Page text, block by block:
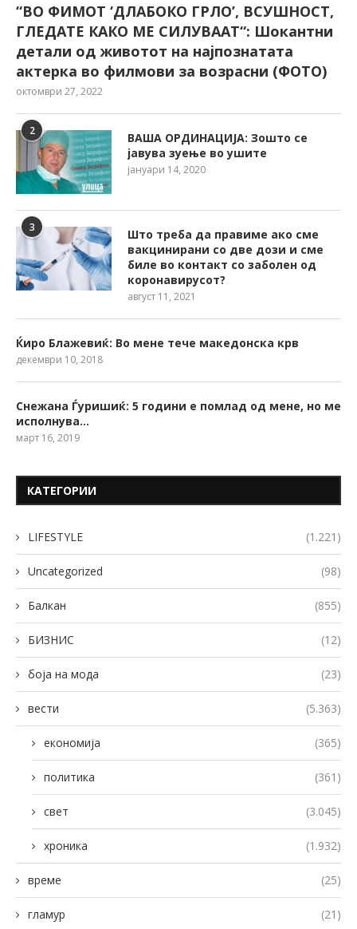
“ВО ФИМОТ ‘ДЛАБОКО ГРЛО’, ВСУШНОСТ,
ГЛЕДАТЕ КАКО МЕ СИЛУВААТ“: Шокантни
детали од животот на најпознатата
актерка во филмови за возрасни (ФОТО)
октомври 27, 2022
2
ВАША ОРДИНАЦИЈА: Зошто се
јавува зуење во ушите
јануари 14, 2020
3
Што треба да правиме ако сме
вакцинирани со две дози и сме
биле во контакт со заболен од
коронавирусот?
август 11, 2021
Ќиро Блажевиќ: Во мене тече македонска крв
декември 10, 2018
Снежана Ѓуришиќ: 5 години е помлад од мене, но ме
исполнува…
март 16, 2019
КАТЕГОРИИ
LIFESTYLE (1.221)
Uncategorized (98)
Балкан (855)
БИЗНИС (12)
боја на мода (23)
вести (5.363)
економија (365)
политика (361)
свет (3.045)
хроника (1.932)
време (25)
гламур (21)